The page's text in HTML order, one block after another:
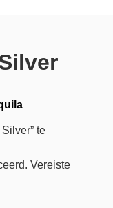
te
Vereiste